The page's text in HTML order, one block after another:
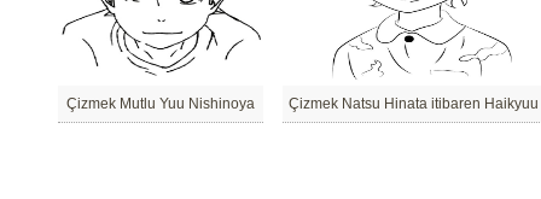
Çizmek Mutlu Yuu Nishinoya Çizmek Natsu Hinata itibaren Haikyuu